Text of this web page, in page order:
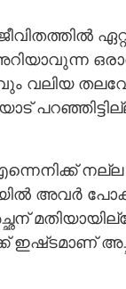
വലിയ
നല്ല
അവർ
ഇഷ്‌ടമാണ്